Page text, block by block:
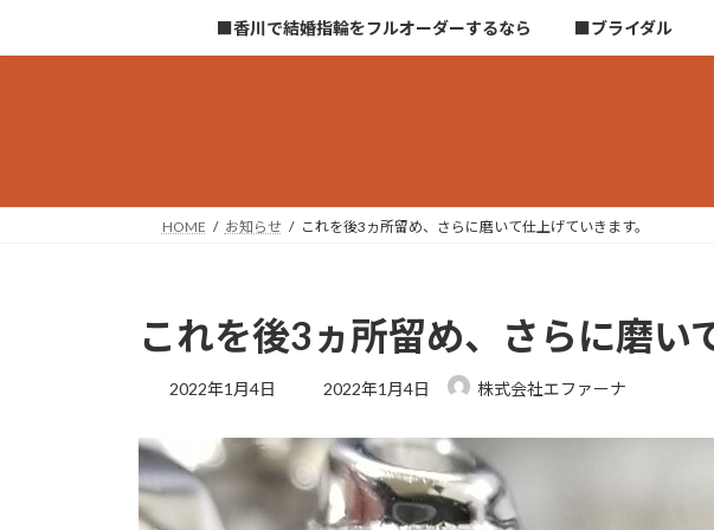
キ
に
■香川で結婚指輪をフルオーダーするなら ■ブライダル
HOME お知らせ これを後3ヵ所留め、さらに磨いて仕上げていきます。
これを後3ヵ所留め、さらに磨い
2022年1月4日
最
新
日
時
:
2022年1月4日 株式会社エファーナ